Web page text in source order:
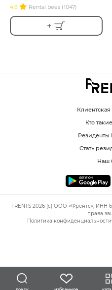
4.9
Rental bees (1047)
Кто
Резиденты
Стать
Наш
FRENTS 2026 (c) ООО «Френтс», ИНН
права
Политика конфиденциальности